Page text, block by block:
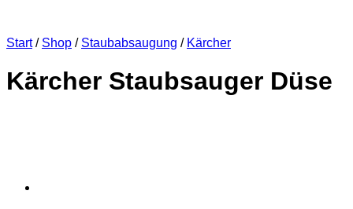
Start / Shop / Staubabsaugung / Kärcher
Kärcher Staubsauger Düse